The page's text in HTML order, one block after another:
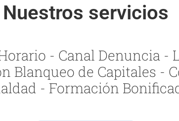
Nuestros servicios
- Canal Denuncia
Blanqueo de Capitales -
- Formación